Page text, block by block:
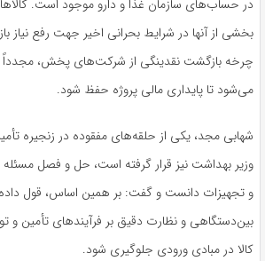
در حساب‌های سازمان غذا و دارو موجود است.
بخشی از آنها در شرایط بحرانی اخیر جهت رفع نیاز
چرخه بازگشت نقدینگی از شرکت‌های پخش، مجدداً
می‌شود تا پایداری مالی پروژه حفظ شود.
شهابی مجد، یکی از حلقه‌های مفقوده در زنجیره
وزیر بهداشت نیز قرار گرفته است، حل‌ و فصل مسئله
و تجهیزات دانست و گفت: بر همین اساس، قول
بین‌دستگاهی و نظارت دقیق بر فرآیندهای تأمین و
کالا در مبادی ورودی جلوگیری شود.